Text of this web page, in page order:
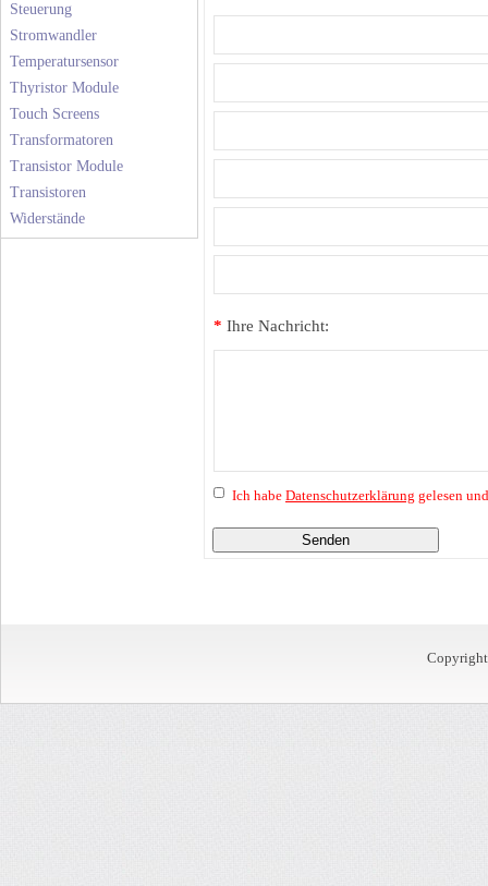
Steuerung
Stromwandler
Temperatursensor
Thyristor Module
Touch Screens
Transformatoren
Transistor Module
Transistoren
Widerstände
* Ihre Nachricht:
Ich habe Datenschutzerklärung gelesen
Senden